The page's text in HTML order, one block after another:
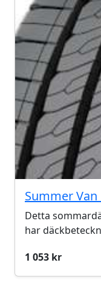
Summer Van
Detta
har
1 053 kr